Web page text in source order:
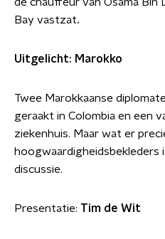
Bay vastzat.
Uitgelicht: Marokko
Twee Marokkaanse
geraakt in Colombia en een
ziekenhuis. Maar wat er
hoogwaardigheidsbekleders
discussie.
Presentatie: Tim de Wit